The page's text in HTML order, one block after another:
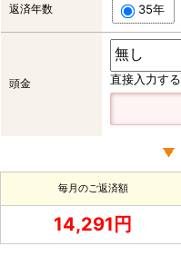
返済年数 35年
頭金 直接入力する
毎月のご返済額
14,291円